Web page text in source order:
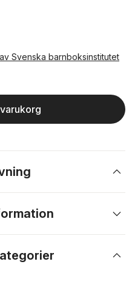
Svenska barnboksinstitutet